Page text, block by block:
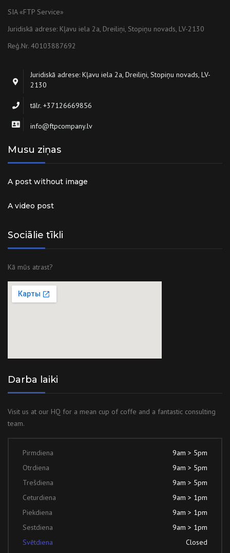
SIA «FTP Service»
Juridiskā adrese: Kļavu iela 2a, Dreiliņi, Stopiņu novads, LV-2130
Reģ.Nr. 40103887692
Juridiskā adrese: Kļavu iela 2a, Dreiliņi, Stopiņu novads, LV-
2130
tālr. +37126669856
info@ftpcompany.lv
Musu ziņas
A post without image
A video post
Sociālie tīkli
Kā mūs atrast?
Darba laiki
Visit us at our HQ for a mean cup of coffe and a fantastic consulting
team.
Pirmdiena
9am > 5pm
Otrdiena
9am > 5pm
Trešdiena
9am > 5pm
Ceturdiena
9am > 1pm
Piekdiena
9am > 1pm
Sestdiena
9am > 1pm
Svētdiena
Closed